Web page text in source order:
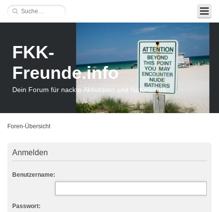
FKK-
Freunde.info
Dein Forum für nackte Aktivitäten und Naturismus
Foren-Übersicht
Anmelden
Benutzername:
Passwort: